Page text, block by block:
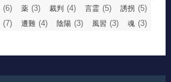
(6) 薬 (3) 裁判 (4) 言霊 (5) 誘拐 (5)
(7) 遭難 (4) 陰陽 (3) 風習 (3) 魂 (3)